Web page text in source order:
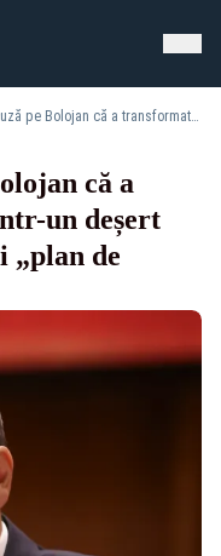
Grindeanu îl acuză pe Bolojan că a transformat România „într-un deșert economic", în urma unui „plan de sărăcire națională”
că a
un deșert
„plan de